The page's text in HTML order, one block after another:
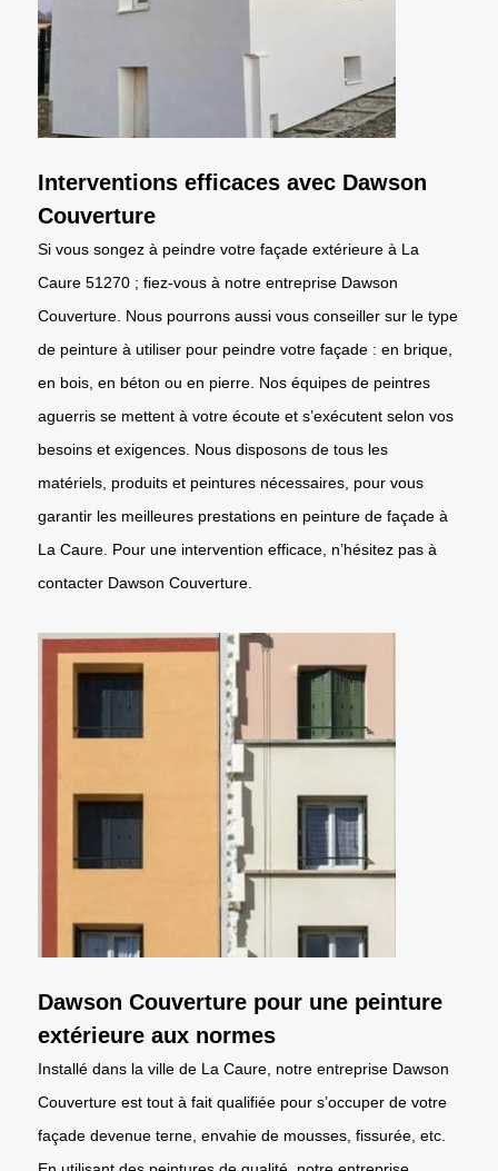
Interventions efficaces avec Dawson
Couverture
Si vous songez à peindre votre façade extérieure à La
Caure 51270 ; fiez-vous à notre entreprise Dawson
Couverture. Nous pourrons aussi vous conseiller sur le type
de peinture à utiliser pour peindre votre façade : en brique,
en bois, en béton ou en pierre. Nos équipes de peintres
aguerris se mettent à votre écoute et s’exécutent selon vos
besoins et exigences. Nous disposons de tous les
matériels, produits et peintures nécessaires, pour vous
garantir les meilleures prestations en peinture de façade à
La Caure. Pour une intervention efficace, n’hésitez pas à
contacter Dawson Couverture.
Dawson Couverture pour une peinture
extérieure aux normes
Installé dans la ville de La Caure, notre entreprise Dawson
Couverture est tout à fait qualifiée pour s’occuper de votre
façade devenue terne, envahie de mousses, fissurée, etc.